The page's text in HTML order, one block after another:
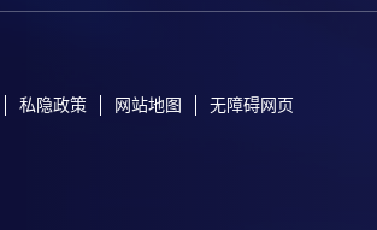
私隐政策 网站地图 无障碍网页